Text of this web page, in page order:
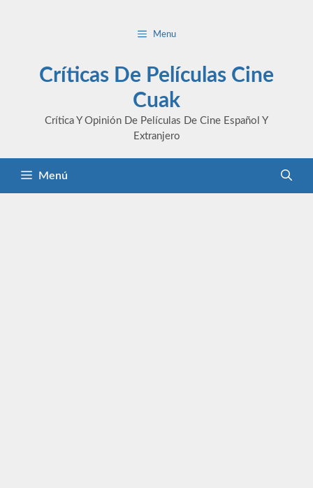
Menu
Críticas De Películas Cine
Cuak
Crítica Y Opinión De Películas De Cine Español Y
Extranjero
Menú